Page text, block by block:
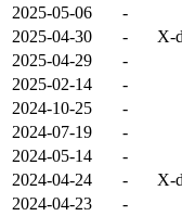
2025-05-06
-
2025-04-30
-
X-
2025-04-29
-
2025-02-14
-
2024-10-25
-
2024-07-19
-
2024-05-14
-
2024-04-24
-
X-
2024-04-23
-